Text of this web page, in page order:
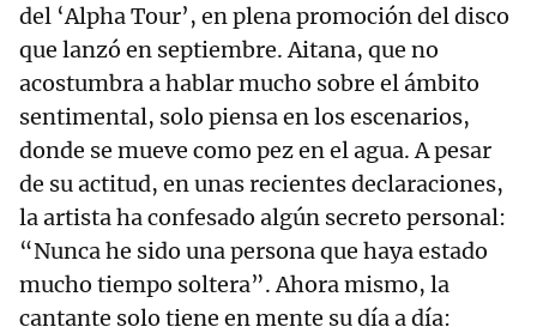
del ‘Alpha Tour’, en plena promoción del disco
que lanzó en septiembre. Aitana, que no
acostumbra a hablar mucho sobre el ámbito
sentimental, solo piensa en los escenarios,
donde se mueve como pez en el agua. A pesar
de su actitud, en unas recientes declaraciones,
la artista ha confesado algún secreto personal:
“Nunca he sido una persona que haya estado
mucho tiempo soltera”. Ahora mismo, la
cantante solo tiene en mente su día a día: